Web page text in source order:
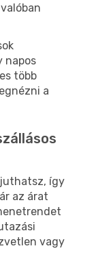
napos
több
a
így
az árat
vagy